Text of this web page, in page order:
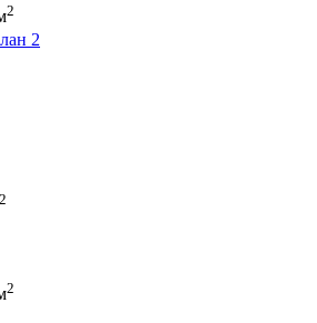
2
2
2